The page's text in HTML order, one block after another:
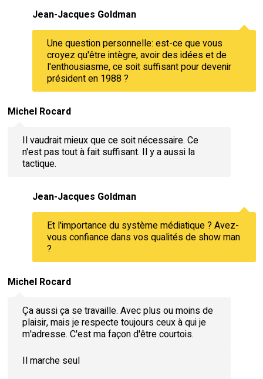
Jean-Jacques Goldman
Une question personnelle: est-ce que vous
croyez qu'être intègre, avoir des idées et de
l'enthousiasme, ce soit suffisant pour devenir
président en 1988 ?
Michel Rocard
Il vaudrait mieux que ce soit nécessaire. Ce
n'est pas tout à fait suffisant. Il y a aussi la
tactique.
Jean-Jacques Goldman
Et l'importance du système médiatique ? Avez-
vous confiance dans vos qualités de show man
?
Michel Rocard
Ça aussi ça se travaille. Avec plus ou moins de
plaisir, mais je respecte toujours ceux à qui je
m'adresse. C'est ma façon d'être courtois.
Il marche seul